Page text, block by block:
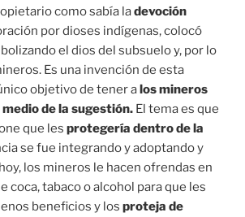
como sabía ladevoción
por dioses indígenas, colocó
el dios del subsuelo y, por lo
Es una invención de esta
objetivo de tener alos mineros
de la sugestión. El tema es que
que les protegería dentro de la
se fue integrando y adoptando y
los mineros le hacen ofrendas en
coca, tabaco o alcohol para que les
beneficios y los proteja de